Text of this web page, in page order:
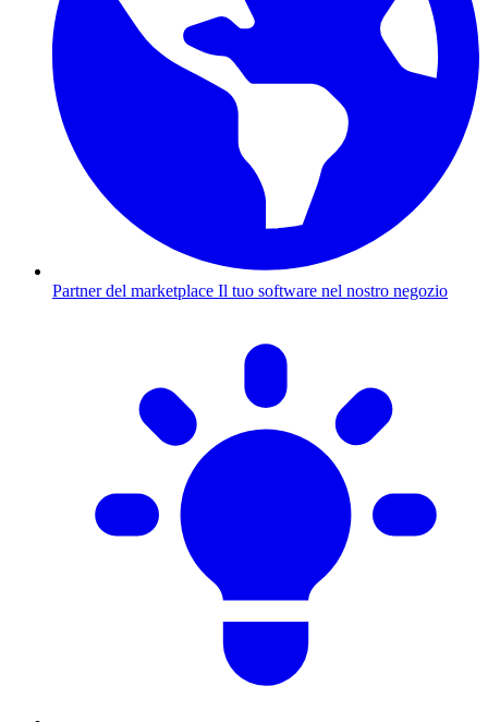
Partner del marketplace Il tuo software nel nostro negozio